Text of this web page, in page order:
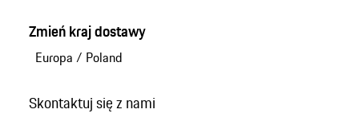
Zmień kraj dostawy
Europa / Poland
Skontaktuj się z nami